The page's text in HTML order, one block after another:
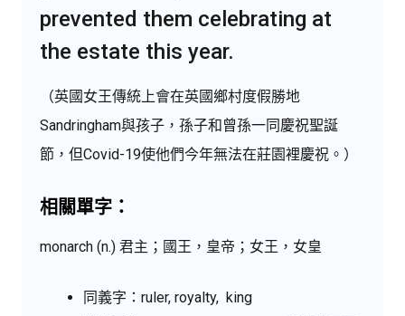
prevented them celebrating at
the estate this year.
（英國女王傳統上會在英國鄉村度假勝地
Sandringham與孩子，孫子和曾孫一同慶祝聖誕
節，但Covid-19使他們今年無法在莊園裡慶祝。）
相關單字：
monarch (n.) 君主；國王，皇帝；女王，女皇
同義字：ruler, royalty, king